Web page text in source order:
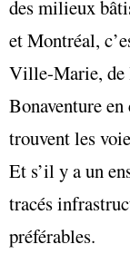
des milieux
et Montréal,
Ville-Marie, de
Bonaventure en
trouvent les
Et s’il y a un
tracés
préférables.